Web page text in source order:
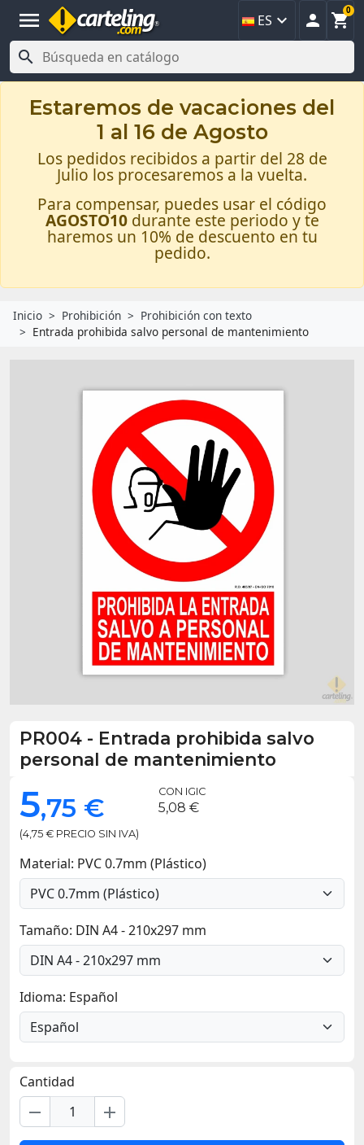
menu ES   
0

Estaremos de vacaciones del
1 al 16 de Agosto
Los pedidos recibidos a partir del 28 de
Julio los procesaremos a la vuelta.
Para compensar, puedes usar el código
AGOSTO10 durante este periodo y te
haremos un 10% de descuento en tu
pedido.
Inicio Prohibición
Prohibición con texto
Entrada prohibida salvo personal de mantenimiento
PR004 - Entrada prohibida salvo
personal de mantenimiento
5,75 €
(4,75 € PRECIO SIN IVA)
CON IGIC
5,08 €
Material: PVC 0.7mm (Plástico)
Tamaño: DIN A4 - 210x297 mm
Idioma: Español
Cantidad
remove add